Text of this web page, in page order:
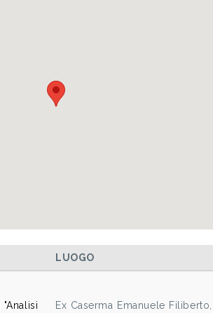
LUOGO
Ex Caserma Emanuele